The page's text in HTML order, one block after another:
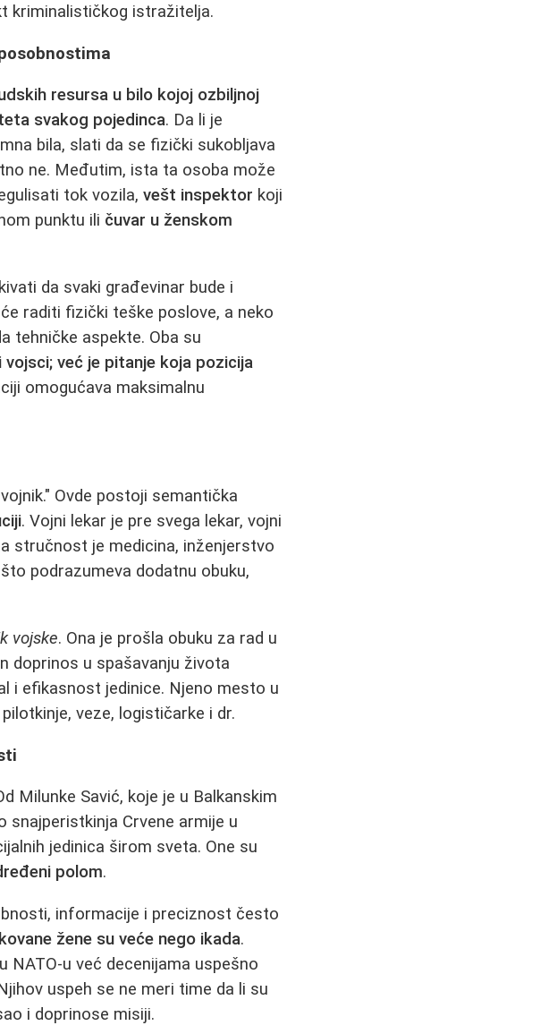
kriminalističkog istražitelja.
resursa u bilo kojoj ozbiljnoj
svakog pojedinca. Da li je
bila, slati da se fizički sukobljava
ne. Međutim, ista ta osoba može
tok vozila,vešt inspektor koji
punktu ili čuvar u ženskom
da svaki građevinar bude i
raditi fizički teške poslove, a neko
tehničke aspekte. Oba su
već je pitanje koja pozicija
omogućava maksimalnu
Ovde postoji semantička
. Vojni lekar je pre svega lekar, vojni
stručnost je medicina, inženjerstvo
podrazumeva dodatnu obuku,
vojske. Ona je prošla obuku za rad u
doprinos u spašavanju života
i efikasnost jedinice. Njeno mesto u
veze, logističarke i dr.
Milunke Savić, koje je u Balkanskim
snajperistkinja Crvene armije u
jedinica širom sveta. One su
polom.
informacije i preciznost često
žene su veće nego ikada.
NATO-u već decenijama uspešno
uspeh se ne meri time da li su
i doprinose misiji.